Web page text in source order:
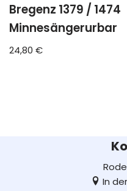
Bregenz 1379 / 1474
Minnesängerurbar
24,80 €
In